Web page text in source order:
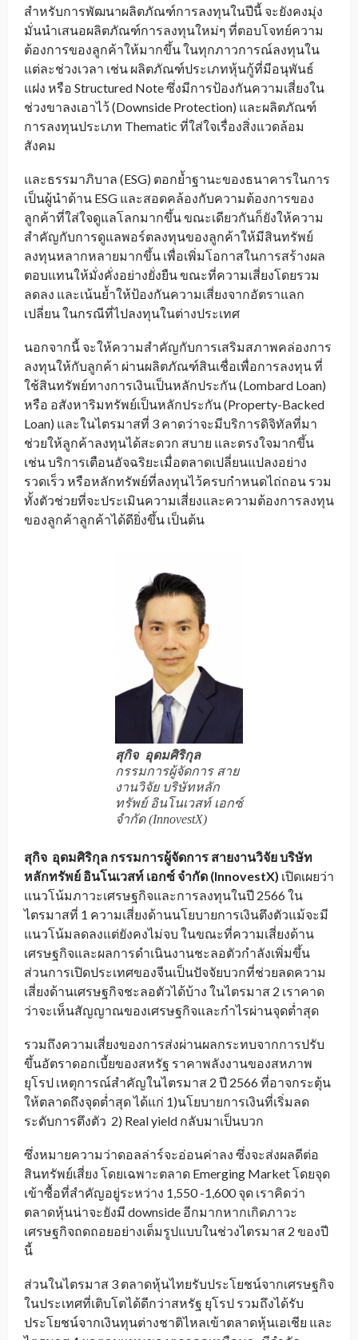
สำหรับการพัฒนาผลิตภัณฑ์การลงทุนในปีนี้ จะยังคงมุ่ง
มั่นนำเสนอผลิตภัณฑ์การลงทุนใหม่ๆ ที่ตอบโจทย์ความ
ต้องการของลูกค้าให้มากขึ้น ในทุกภาวการณ์ลงทุนใน
แต่ละช่วงเวลา เช่น ผลิตภัณฑ์ประเภทหุ้นกู้ที่มีอนุพันธ์
แฝง หรือ Structured Note ซึ่งมีการป้องกันความเสี่ยงใน
ช่วงขาลงเอาไว้ (Downside Protection) และผลิตภัณฑ์
การลงทุนประเภท Thematic ที่ใส่ใจเรื่องสิ่งแวดล้อม
สังคม
และธรรมาภิบาล (ESG) ตอกย้ำฐานะของธนาคารในการ
เป็นผู้นำด้าน ESG และสอดคล้องกับความต้องการของ
ลูกค้าที่ใส่ใจดูแลโลกมากขึ้น ขณะเดียวกันก็ยังให้ความ
สำคัญกับการดูแลพอร์ตลงทุนของลูกค้าให้มีสินทรัพย์
ลงทุนหลากหลายมากขึ้น เพื่อเพิ่มโอกาสในการสร้างผล
ตอบแทนให้มั่งคั่งอย่างยั่งยืน ขณะที่ความเสี่ยงโดยรวม
ลดลง และเน้นย้ำให้ป้องกันความเสี่ยงจากอัตราแลก
เปลี่ยน ในกรณีที่ไปลงทุนในต่างประเทศ
นอกจากนี้ จะให้ความสำคัญกับการเสริมสภาพคล่องการ
ลงทุนให้กับลูกค้า ผ่านผลิตภัณฑ์สินเชื่อเพื่อการลงทุน ที่
ใช้สินทรัพย์ทางการเงินเป็นหลักประกัน (Lombard Loan)
หรือ อสังหาริมทรัพย์เป็นหลักประกัน (Property-Backed
Loan) และในไตรมาสที่ 3 คาดว่าจะมีบริการดิจิทัลที่มา
ช่วยให้ลูกค้าลงทุนได้สะดวก สบาย และตรงใจมากขึ้น
เช่น บริการเตือนอัจฉริยะเมื่อตลาดเปลี่ยนแปลงอย่าง
รวดเร็ว หรือหลักทรัพย์ที่ลงทุนไว้ครบกำหนดไถ่ถอน รวม
ทั้งตัวช่วยที่จะประเมินความเสี่ยงและความต้องการลงทุน
ของลูกค้าลูกค้าได้ดียิ่งขึ้น เป็นต้น
สุกิจ อุดมศิริกุล
กรรมการผู้จัดการ สาย
งานวิจัย บริษัทหลัก
ทรัพย์ อินโนเวสท์ เอกซ์
จำกัด (InnovestX)
สุกิจ อุดมศิริกุล กรรมการผู้จัดการ สายงานวิจัย บริษัท
หลักทรัพย์ อินโนเวสท์ เอกซ์ จำกัด (InnovestX) เปิดเผยว่า
แนวโน้มภาวะเศรษฐกิจและการลงทุนในปี 2566 ใน
ไตรมาสที่ 1 ความเสี่ยงด้านนโยบายการเงินตึงตัวแม้จะมี
แนวโน้มลดลงแต่ยังคงไม่จบ ในขณะที่ความเสี่ยงด้าน
เศรษฐกิจและผลการดำเนินงานชะลอตัวกำลังเพิ่มขึ้น
ส่วนการเปิดประเทศของจีนเป็นปัจจัยบวกที่ช่วยลดความ
เสี่ยงด้านเศรษฐกิจชะลอตัวได้บ้าง ในไตรมาส 2 เราคาด
ว่าจะเห็นสัญญาณของเศรษฐกิจและกำไรผ่านจุดต่ำสุด
รวมถึงความเสี่ยงของการส่งผ่านผลกระทบจากการปรับ
ขึ้นอัตราดอกเบี้ยของสหรัฐ ราคาพลังงานของสหภาพ
ยุโรป เหตุการณ์สำคัญในไตรมาส 2 ปี 2566 ที่อาจกระตุ้น
ให้ตลาดถึงจุดต่ำสุด ได้แก่ 1)นโยบายการเงินที่เริ่มลด
ระดับการตึงตัว 2) Real yield กลับมาเป็นบวก
ซึ่งหมายความว่าดอลล่าร์จะอ่อนค่าลง ซึ่งจะส่งผลดีต่อ
สินทรัพย์เสี่ยง โดยเฉพาะตลาด Emerging Market โดยจุด
เข้าซื้อที่สำคัญอยู่ระหว่าง 1,550 -1,600 จุด เราคิดว่า
ตลาดหุ้นน่าจะยังมี downside อีกมากหากเกิดภาวะ
เศรษฐกิจถดถอยอย่างเต็มรูปแบบในช่วงไตรมาส 2 ของปี
นี้
ส่วนในไตรมาส 3 ตลาดหุ้นไทยรับประโยชน์จากเศรษฐกิจ
ในประเทศที่เติบโตได้ดีกว่าสหรัฐ ยุโรป รวมถึงได้รับ
ประโยชน์จากเงินทุนต่างชาติไหลเข้าตลาดหุ้นเอเชีย และ